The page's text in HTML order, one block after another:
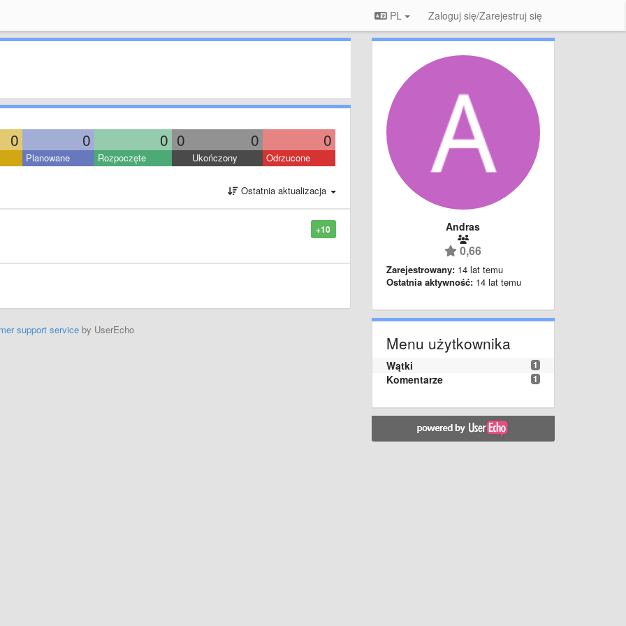
PL Zaloguj się/Zarejestruj się
0 0 0 0 0 0
Planowane Rozpoczęte Ukończony Odrzucone
Ostatnia aktualizacja
+10
support serviceby UserEcho
Andras
0,66
Zarejestrowany: 14 lat temu
Ostatnia aktywność: 14 lat temu
Menu użytkownika
1
Wątki
1
Komentarze